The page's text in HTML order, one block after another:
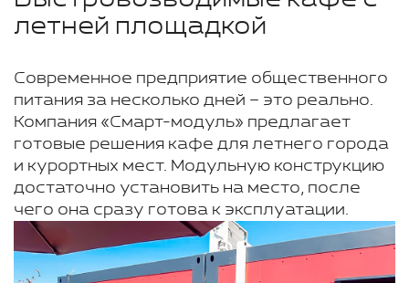
летней площадкой
Современное предприятие общественного
питания за несколько дней – это реально.
Компания «Смарт-модуль» предлагает
готовые решения кафе для летнего города
и курортных мест. Модульную конструкцию
достаточно установить на место, после
чего она сразу готова к эксплуатации.